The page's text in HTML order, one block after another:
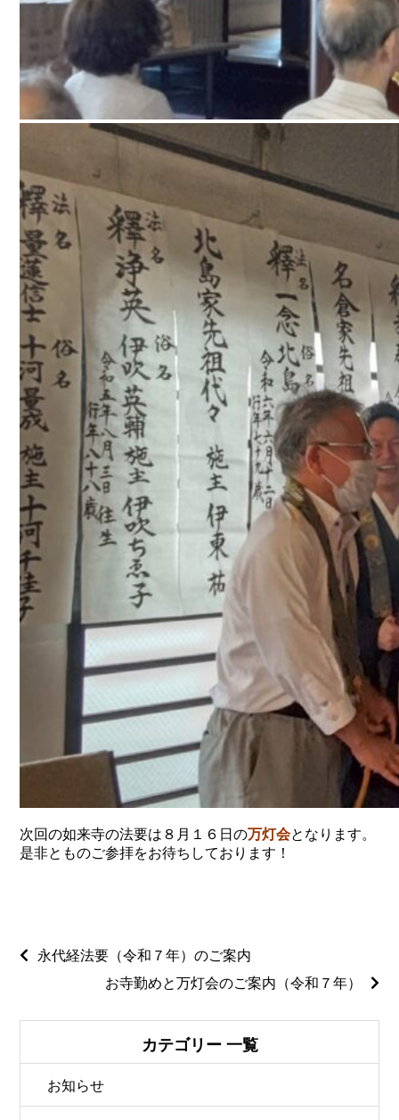
次回の如来寺の法要は８月１６日の万灯会となります。
是非とものご参拝をお待ちしております！
永代経法要（令和７年）のご案内
お寺勤めと万灯会のご案内（令和７年）
カテゴリー 一覧
お知らせ